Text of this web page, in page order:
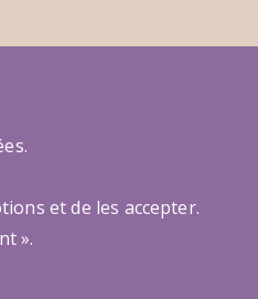
et de les accepter.
».